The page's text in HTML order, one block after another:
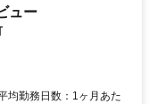
ュー
均勤務日数：1ヶ月あた